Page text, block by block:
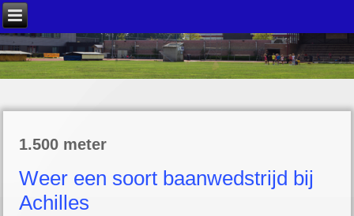
1.500 meter
Weer een soort baanwedstrijd bij
Achilles